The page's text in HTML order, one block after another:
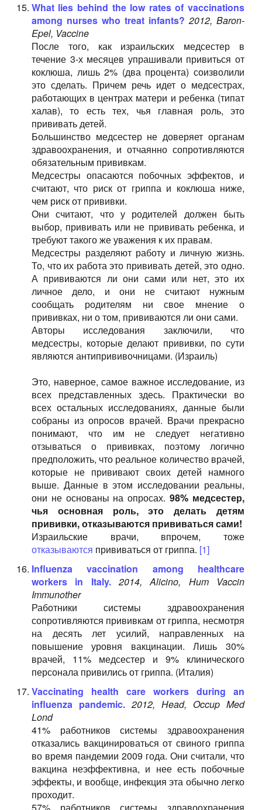
What lies behind the low rates of vaccinations
among nurses who treat infants? 2012, Baron-
Epel, Vaccine
После того, как израильских медсестер в
течение 3-х месяцев упрашивали привиться от
коклюша, лишь 2% (два процента) соизволили
это сделать. Причем речь идет о медсестрах,
работающих в центрах матери и ребенка (типат
халав), то есть тех, чья главная роль, это
прививать детей.
Большинство медсестер не доверяет органам
здравоохранения, и отчаянно сопротивляются
обязательным прививкам.
Медсестры опасаются побочных эффектов, и
считают, что риск от гриппа и коклюша ниже,
чем риск от прививки.
Они считают, что у родителей должен быть
выбор, прививать или не прививать ребенка, и
требуют такого же уважения к их правам.
Медсестры разделяют работу и личную жизнь.
То, что их работа это прививать детей, это одно.
А прививаются ли они сами или нет, это их
личное дело, и они не считают нужным
сообщать родителям ни свое мнение о
прививках, ни о том, прививаются ли они сами.
Авторы исследования заключили, что
медсестры, которые делают прививки, по сути
являются антипрививочницами. (Израиль)
Это, наверное, самое важное исследование, из
всех представленных здесь. Практически во
всех остальных исследованиях, данные были
собраны из опросов врачей. Врачи прекрасно
понимают, что им не следует негативно
отзываться о прививках, поэтому логично
предположить, что реальное количество врачей,
которые не прививают своих детей намного
выше. Данные в этом исследовании реальны,
они не основаны на опросах.98% медсестер,
чья основная роль, это делать детям
прививки, отказываются прививаться сами!
Израильские врачи, впрочем, тоже
отказываются прививаться от гриппа. [1]
Influenza vaccination among healthcare
workers in Italy. 2014, Alicino, Hum Vaccin
Immunother
Работники системы здравоохранения
сопротивляются прививкам от гриппа, несмотря
на десять лет усилий, направленных на
повышение уровня вакцинации. Лишь 30%
врачей, 11% медсестер и 9% клинического
персонала привились от гриппа. (Италия)
Vaccinating health care workers during an
influenza pandemic. 2012, Head, Occup Med
Lond
41% работников системы здравоохранения
отказались вакцинироваться от свиного гриппа
во время пандемии 2009 года. Они считали, что
вакцина неэффективна, и нее есть побочные
эффекты, и вообще, инфекция эта обычно легко
проходит.